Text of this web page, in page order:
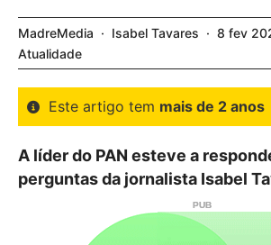
MadreMedia Isabel Tavares 8 fev
Atualidade
Este artigo tem mais de 2 anos
A líder do PAN esteve a
perguntas da jornalista Isabel